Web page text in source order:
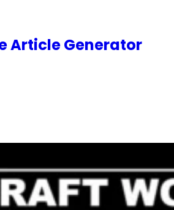
Article Generator